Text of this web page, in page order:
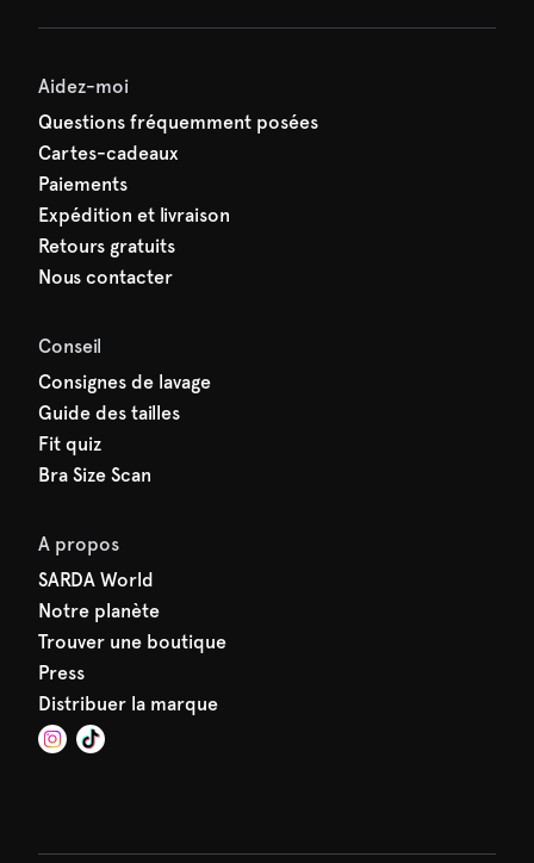
Aidez-moi
Questions fréquemment posées
Cartes-cadeaux
Paiements
Expédition et livraison
Retours gratuits
Nous contacter
Conseil
Consignes de lavage
Guide des tailles
Fit quiz
Bra Size Scan
A propos
SARDA World
Notre planète
Trouver une boutique
Press
Distribuer la marque